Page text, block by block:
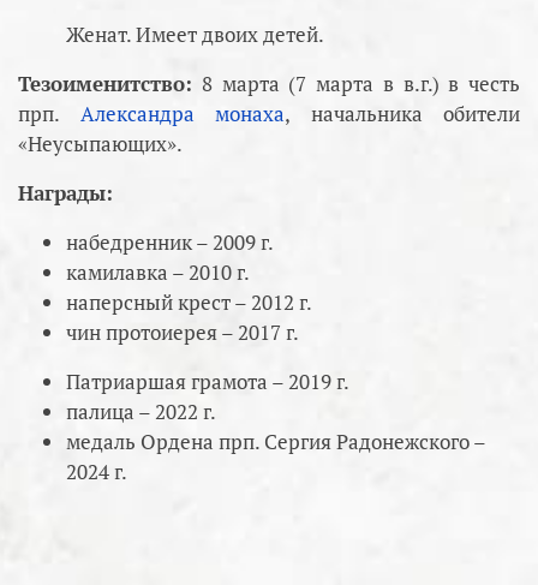
Женат. Имеет двоих детей.
Тезоименитство: 8 марта (7 марта в в.г.) в честь
прп. Александра монаха, начальника обители
«Неусыпающих».
Награды:
набедренник – 2009 г.
камилавка – 2010 г.
наперсный крест – 2012 г.
чин протоиерея – 2017 г.
Патриаршая грамота – 2019 г.
палица – 2022 г.
медаль Ордена прп. Сергия Радонежского –
2024 г.